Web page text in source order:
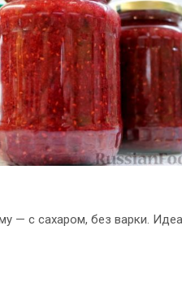
— с сахаром, без варки.